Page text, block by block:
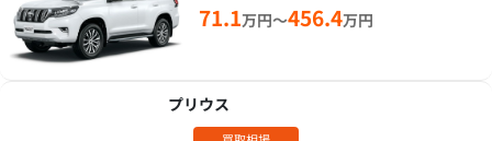
71.1万円～456.4万円
プリウス